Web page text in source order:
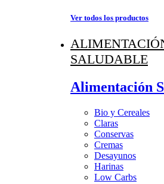
Ver todos los productos
SALUDABLE
Alimentación
Bio y Cereales
Claras
Conservas
Cremas
Desayunos
Harinas
Low Carbs